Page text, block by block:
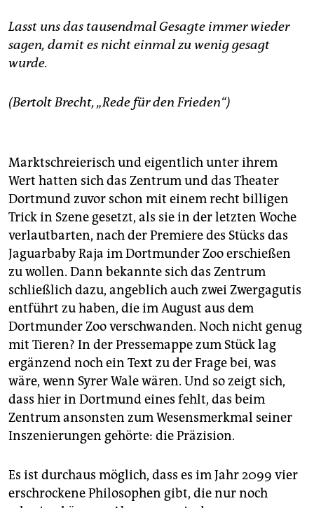
Lasst uns das tausendmal Gesagte immer wieder
sagen, damit es nicht einmal zu wenig gesagt
wurde.
(Bertolt Brecht, „Rede für den Frieden“)
Marktschreierisch und eigentlich unter ihrem
Wert hatten sich das Zentrum und das Theater
Dortmund zuvor schon mit einem recht billigen
Trick in Szene gesetzt, als sie in der letzten Woche
verlautbarten, nach der Premiere des Stücks das
Jaguarbaby Raja im Dortmunder Zoo erschießen
zu wollen. Dann bekannte sich das Zentrum
schließlich dazu, angeblich auch zwei Zwergagutis
entführt zu haben, die im August aus dem
Dortmunder Zoo verschwanden. Noch nicht genug
mit Tieren? In der Pressemappe zum Stück lag
ergänzend noch ein Text zu der Frage bei, was
wäre, wenn Syrer Wale wären. Und so zeigt sich,
dass hier in Dortmund eines fehlt, das beim
Zentrum ansonsten zum Wesensmerkmal seiner
Inszenierungen gehörte: die Präzision.
Es ist durchaus möglich, dass es im Jahr 2099 vier
erschrockene Philosophen gibt, die nur noch